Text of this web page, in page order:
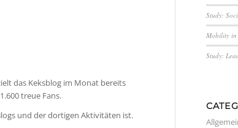
das Keksblog im Monat bereits
treue Fans.
und der dortigen Aktivitäten ist.
Study:
Mobility in
Study: